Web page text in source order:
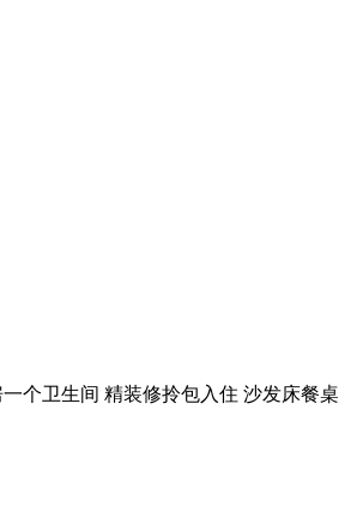
个卫生间 精装修拎包入住 沙发床餐桌